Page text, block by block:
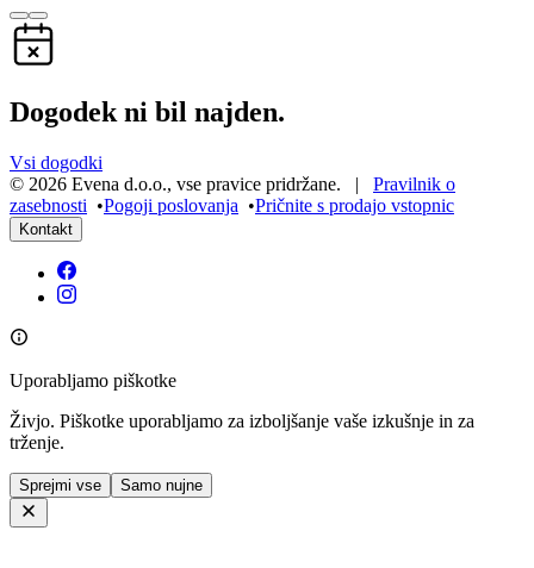
Dogodek ni bil najden.
Vsi dogodki
© 2026 Evena d.o.o., vse pravice pridržane. | Pravilnik o
zasebnosti •Pogoji poslovanja •Pričnite s prodajo vstopnic
Kontakt
Uporabljamo piškotke
Živjo. Piškotke uporabljamo za izboljšanje vaše izkušnje in za
trženje.
Sprejmi vse Samo nujne